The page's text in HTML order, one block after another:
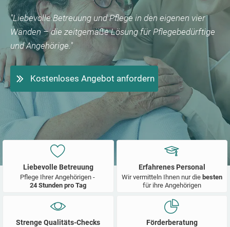
"Liebevolle Betreuung und Pflege in den eigenen vier
Wänden – die zeitgemäße Lösung für Pflegebedürftige
und Angehörige."
Kostenloses Angebot anfordern
Liebevolle Betreuung
Pflege Ihrer Angehörigen -
24 Stunden pro Tag
Erfahrenes Personal
Wir vermitteln Ihnen nur die besten
für ihre Angehörigen
Strenge Qualitäts-Checks Förderberatung